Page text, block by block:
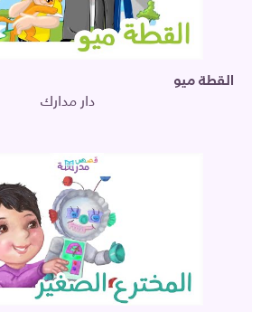
القطة ميو
دار مدارك